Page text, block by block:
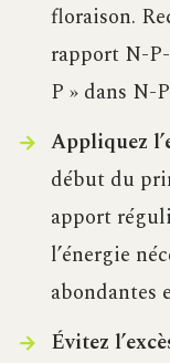
floraison.
rapport N-
P » dans N-
Appliquez
début du
apport
l’énergie
abondantes
Évitez